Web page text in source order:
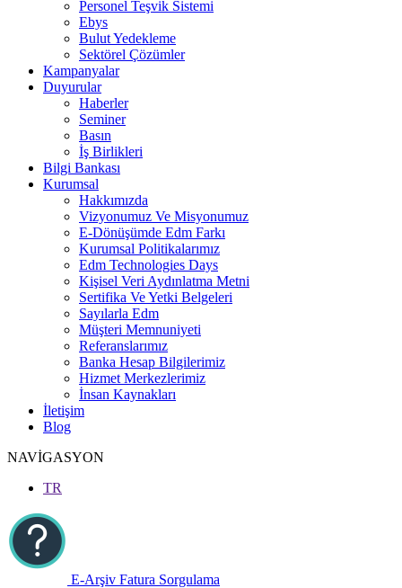
Personel Teşvik Sistemi
Ebys
Bulut Yedekleme
Sektörel Çözümler
Kampanyalar
Duyurular
Haberler
Seminer
Basın
İş Birlikleri
Bilgi Bankası
Kurumsal
Hakkımızda
Vizyonumuz Ve Misyonumuz
E-Dönüşümde Edm Farkı
Kurumsal Politikalarımız
Edm Technologies Days
Kişisel Veri Aydınlatma Metni
Sertifika Ve Yetki Belgeleri
Sayılarla Edm
Müşteri Memnuniyeti
Referanslarımız
Banka Hesap Bilgilerimiz
Hizmet Merkezlerimiz
İnsan Kaynakları
İletişim
Blog
NAVİGASYON
TR
E-Arşiv Fatura Sorgulama